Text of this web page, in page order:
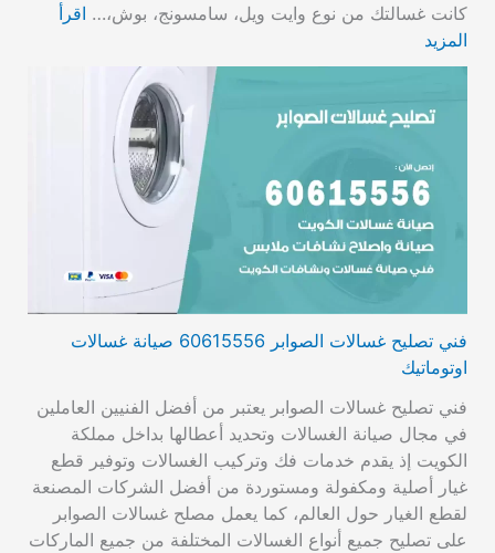
كانت غسالتك من نوع وايت ويل، سامسونج، بوش،… اقرأ
المزيد
فني تصليح غسالات الصوابر 60615556 صيانة غسالات
اوتوماتيك
فني تصليح غسالات الصوابر يعتبر من أفضل الفنيين العاملين
في مجال صيانة الغسالات وتحديد أعطالها بداخل مملكة
الكويت إذ يقدم خدمات فك وتركيب الغسالات وتوفير قطع
غيار أصلية ومكفولة ومستوردة من أفضل الشركات المصنعة
لقطع الغيار حول العالم، كما يعمل مصلح غسالات الصوابر
على تصليح جميع أنواع الغسالات المختلفة من جميع الماركات